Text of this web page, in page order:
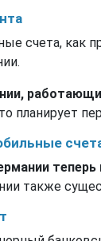
счета, как
планирует
также